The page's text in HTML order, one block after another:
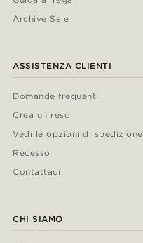
Archive Sale
ASSISTENZA CLIENTI
Domande frequenti
Crea un reso
Vedi le opzioni di spedizione
Recesso
Contattaci
CHI SIAMO